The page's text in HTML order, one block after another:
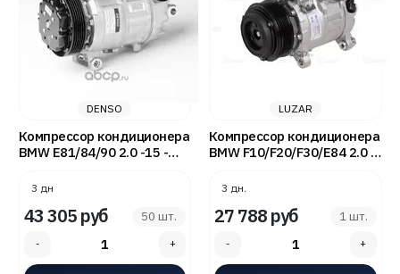
DENSO
Компрессор кондиционера
BMW E81/84/90 2.0 -15 -
3 дн
43 305 руб 50 шт.
LUZAR
Компрессор кондиционера
BMW F10/F20/F30/E84 2.0 D
3 дн.
27 788 руб 1 шт.